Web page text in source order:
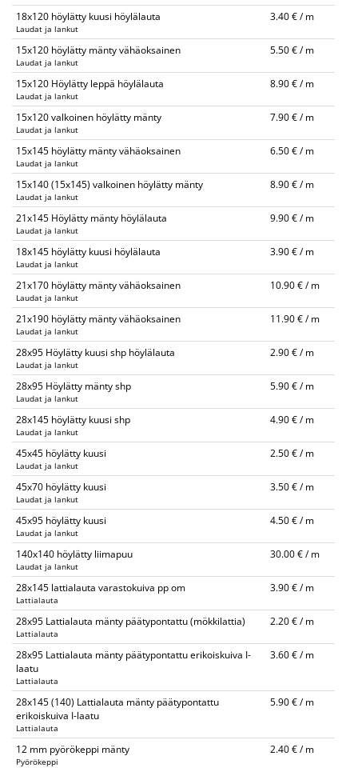
18x120 höylätty kuusi höylälauta
Laudat ja lankut
3.40 € / m
15x120 höylätty mänty vähäoksainen
Laudat ja lankut
5.50 € / m
15x120 Höylätty leppä höylälauta
Laudat ja lankut
8.90 € / m
15x120 valkoinen höylätty mänty
Laudat ja lankut
7.90 € / m
15x145 höylätty mänty vähäoksainen
Laudat ja lankut
6.50 € / m
15x140 (15x145) valkoinen höylätty mänty
Laudat ja lankut
8.90 € / m
21x145 Höylätty mänty höylälauta
Laudat ja lankut
9.90 € / m
18x145 höylätty kuusi höylälauta
Laudat ja lankut
3.90 € / m
21x170 höylätty mänty vähäoksainen
Laudat ja lankut
10.90 € / m
21x190 höylätty mänty vähäoksainen
Laudat ja lankut
11.90 € / m
28x95 Höylätty kuusi shp höylälauta
Laudat ja lankut
2.90 € / m
28x95 Höylätty mänty shp
Laudat ja lankut
5.90 € / m
28x145 höylätty kuusi shp
Laudat ja lankut
4.90 € / m
45x45 höylätty kuusi
Laudat ja lankut
2.50 € / m
45x70 höylätty kuusi
Laudat ja lankut
3.50 € / m
45x95 höylätty kuusi
Laudat ja lankut
4.50 € / m
140x140 höylätty liimapuu
Laudat ja lankut
30.00 € / m
28x145 lattialauta varastokuiva pp om
Lattialauta
3.90 € / m
28x95 Lattialauta mänty päätypontattu (mökkilattia)
Lattialauta
2.20 € / m
28x95 Lattialauta mänty päätypontattu erikoiskuiva I-
laatu
Lattialauta
3.60 € / m
28x145 (140) Lattialauta mänty päätypontattu
erikoiskuiva I-laatu
Lattialauta
5.90 € / m
12 mm pyörökeppi mänty
Pyörökeppi
2.40 € / m